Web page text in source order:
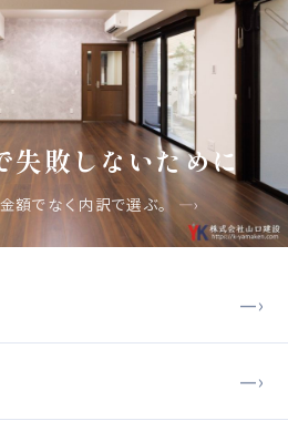
失敗しないために
額でなく内訳で選ぶ。 —›
—›
—›